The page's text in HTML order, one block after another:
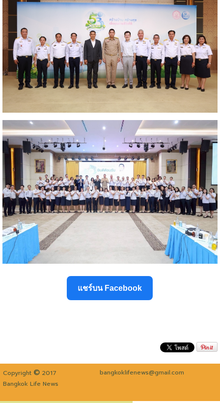
แชร์บน Facebook
Copyright © 2017
bangkoklifenews@gmail.com
Bangkok Life News